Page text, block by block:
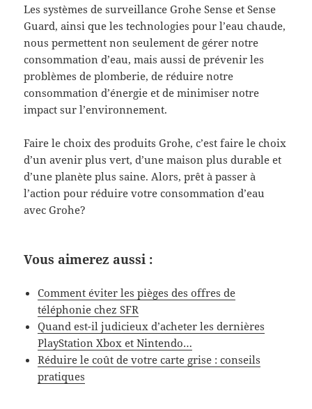
Les systèmes de surveillance Grohe Sense et Sense
Guard, ainsi que les technologies pour l’eau chaude,
nous permettent non seulement de gérer notre
consommation d’eau, mais aussi de prévenir les
problèmes de plomberie, de réduire notre
consommation d’énergie et de minimiser notre
impact sur l’environnement.
Faire le choix des produits Grohe, c’est faire le choix
d’un avenir plus vert, d’une maison plus durable et
d’une planète plus saine. Alors, prêt à passer à
l’action pour réduire votre consommation d’eau
avec Grohe?
Vous aimerez aussi :
Comment éviter les pièges des offres de
téléphonie chez SFR
Quand est-il judicieux d’acheter les dernières
PlayStation Xbox et Nintendo…
Réduire le coût de votre carte grise : conseils
pratiques